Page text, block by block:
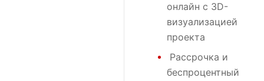
онлайн с 3D-
визуализацией
проекта
Рассрочка и
беспроцентный